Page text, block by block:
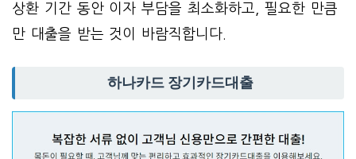
상환 기간 동안 이자 부담을 최소화하고, 필요한 만큼
만 대출을 받는 것이 바람직합니다.
하나카드 장기카드대출